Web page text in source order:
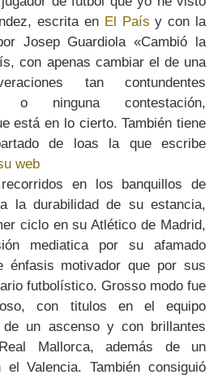
escrita en El País y con la
Josep Guardiola «Cambió la
con apenas cambiar el de una
tan contundentes
o ninguna contestación,
está en lo cierto. También tiene
de loas la que escribe
web
en los banquillos de
la durabilidad de su estancia,
ciclo en su Atlético de Madrid,
mediatica por su afamado
énfasis motivador que por sus
futbolístico. Grosso modo fue
con titulos en el equipo
de un ascenso y con brillantes
Mallorca, además de un
el Valencia. También consiguió